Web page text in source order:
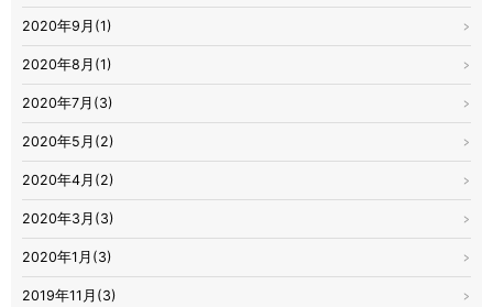
2020年9月(1)
2020年8月(1)
2020年7月(3)
2020年5月(2)
2020年4月(2)
2020年3月(3)
2020年1月(3)
2019年11月(3)